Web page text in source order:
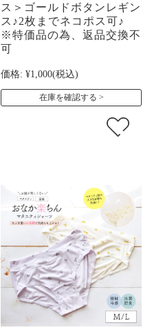
ス＞ゴールドボタンレギン
ス♪2枚までネコポス可♪
※特価品の為、返品交換不
可
価格: ¥1,000(税込)
在庫を確認する